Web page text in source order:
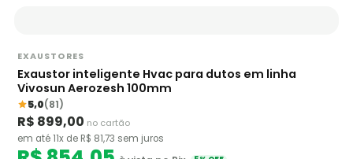
EXAUSTORES
Exaustor inteligente Hvac para dutos em linha
Vivosun Aerozesh 100mm
5,0(81)
R$ 899,00 no cartão
em até 11x de R$ 81,73 sem juros